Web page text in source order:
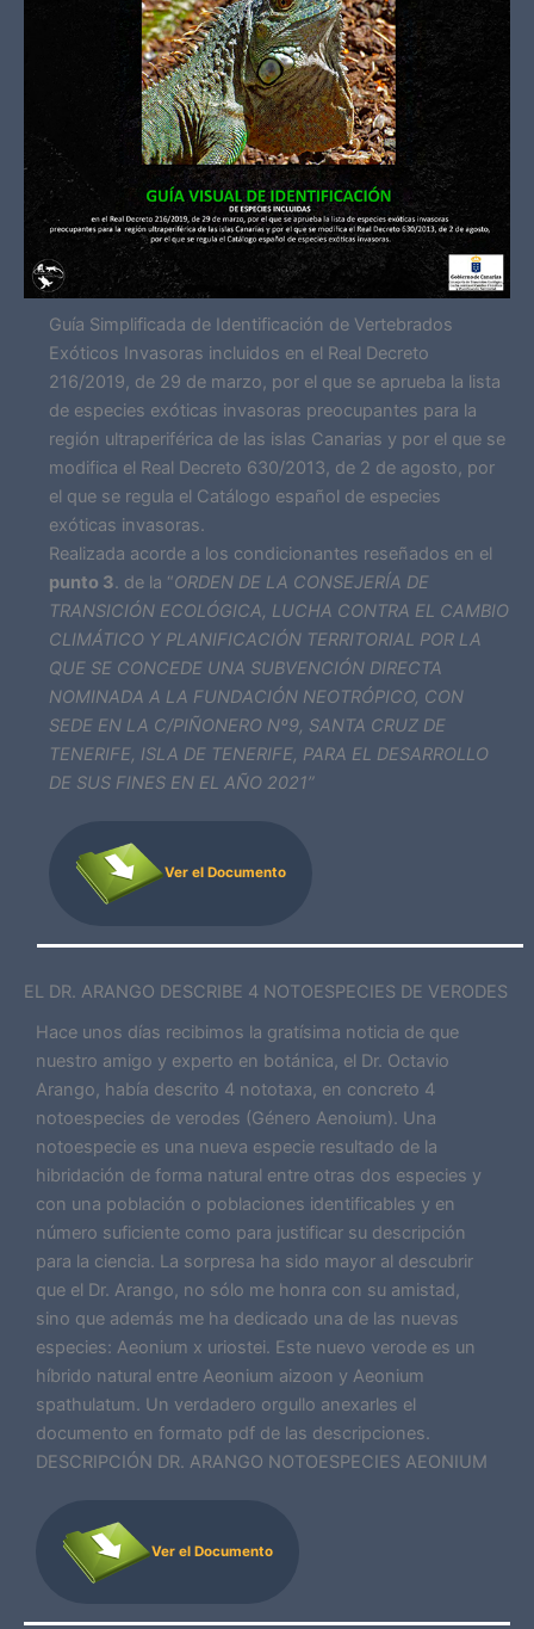
Guía Simplificada de Identificación de Vertebrados
Exóticos Invasoras incluidos en el Real Decreto
216/2019, de 29 de marzo, por el que se aprueba la lista
de especies exóticas invasoras preocupantes para la
región ultraperiférica de las islas Canarias y por el que se
modifica el Real Decreto 630/2013, de 2 de agosto, por
el que se regula el Catálogo español de especies
exóticas invasoras.
Realizada acorde a los condicionantes reseñados en el
punto 3. de la “ORDEN DE LA CONSEJERÍA DE
TRANSICIÓN ECOLÓGICA, LUCHA CONTRA EL CAMBIO
CLIMÁTICO Y PLANIFICACIÓN TERRITORIAL POR LA
QUE SE CONCEDE UNA SUBVENCIÓN DIRECTA
NOMINADA A LA FUNDACIÓN NEOTRÓPICO, CON
SEDE EN LA C/PIÑONERO Nº9, SANTA CRUZ DE
TENERIFE, ISLA DE TENERIFE, PARA EL DESARROLLO
DE SUS FINES EN EL AÑO 2021”
Ver el Documento
EL DR. ARANGO DESCRIBE 4 NOTOESPECIES DE VERODES
Hace unos días recibimos la gratísima noticia de que
nuestro amigo y experto en botánica, el Dr. Octavio
Arango, había descrito 4 nototaxa, en concreto 4
notoespecies de verodes (Género Aenoium). Una
notoespecie es una nueva especie resultado de la
hibridación de forma natural entre otras dos especies y
con una población o poblaciones identificables y en
número suficiente como para justificar su descripción
para la ciencia. La sorpresa ha sido mayor al descubrir
que el Dr. Arango, no sólo me honra con su amistad,
sino que además me ha dedicado una de las nuevas
especies: Aeonium x uriostei. Este nuevo verode es un
híbrido natural entre Aeonium aizoon y Aeonium
spathulatum. Un verdadero orgullo anexarles el
documento en formato pdf de las descripciones.
DESCRIPCIÓN DR. ARANGO NOTOESPECIES AEONIUM
Ver el Documento